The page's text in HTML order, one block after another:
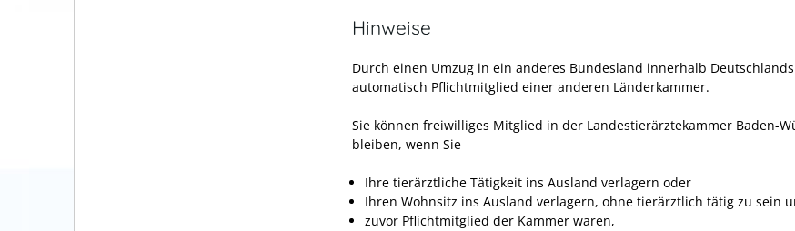
Hinweise
Durch einen Umzug in ein anderes Bundesland innerhalb
automatisch Pflichtmitglied einer anderen Länderkammer.
Sie können freiwilliges Mitglied in der Landestierärztekammer Baden-
bleiben, wenn Sie
Ihre tierärztliche Tätigkeit ins Ausland verlagern oder
Ihren Wohnsitz ins Ausland verlagern, ohne tierärztlich tätig zu sein
zuvor Pflichtmitglied der Kammer waren,